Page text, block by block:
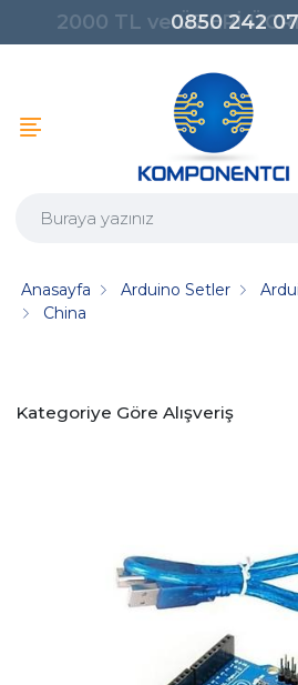
2000 TL ve ÜZERİ
0850 242
Anasayfa Arduino Setler
China
Kategoriye Göre Alışveriş